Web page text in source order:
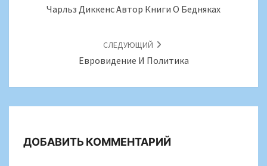
Чарльз Диккенс Автор Книги О Бедняках
СЛЕДУЮЩИЙ
Евровидение И Политика
ДОБАВИТЬ КОММЕНТАРИЙ